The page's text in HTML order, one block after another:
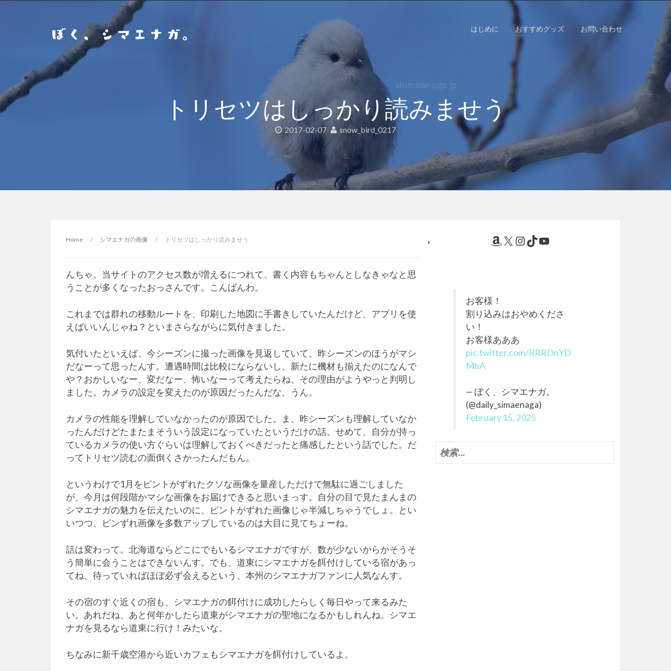
キ
ッ
プ
はじめに おすすめグッズ お問い合わせ
トリセツはしっかり読みませう
2017-02-07 snow_bird_0217
Home / シマエナガの画像 / トリセツはしっかり読みませう
んちゃ。当サイトのアクセス数が増えるにつれて、書く内容もちゃんとしなきゃなと思
うことが多くなったおっさんです。こんばんわ。
これまでは群れの移動ルートを、印刷した地図に手書きしていたんだけど、アプリを使
えばいいんじゃね？といまさらながらに気付きました。
気付いたといえば、今シーズンに撮った画像を見返していて、昨シーズンのほうがマシ
だなーって思ったんす。遭遇時間は比較にならないし、新たに機材も揃えたのになんで
や？おかしいなー、変だなー、怖いなーって考えたらね、その理由がようやっと判明し
ました。カメラの設定を変えたのが原因だったんだな、うん。
カメラの性能を理解していなかったのが原因でした。ま、昨シーズンも理解していなか
ったんだけどたまたまそういう設定になっていたというだけの話。せめて、自分が持っ
ているカメラの使い方ぐらいは理解しておくべきだったと痛感したという話でした。だ
ってトリセツ読むの面倒くさかったんだもん。
というわけで1月をピントがずれたクソな画像を量産しただけで無駄に過ごしました
が、今月は何段階かマシな画像をお届けできると思いまっす。自分の目で見たまんまの
シマエナガの魅力を伝えたいのに、ピントがずれた画像じゃ半減しちゃうでしょ。とい
いつつ、ピンずれ画像を多数アップしているのは大目に見てちょーね。
話は変わって。北海道ならどこにでもいるシマエナガですが、数が少ないからかそうそ
う簡単に会うことはできないんす。でも、道東にシマエナガを餌付けしている宿があっ
てね、待っていればほぼ必ず会えるという、本州のシマエナガファンに人気なんす。
その宿のすぐ近くの宿も、シマエナガの餌付けに成功したらしく毎日やって来るみた
い。あれだね、あと何年かしたら道東がシマエナガの聖地になるかもしれんね。シマエ
ナガを見るなら道東に行け！みたいな。
ちなみに新千歳空港から近いカフェもシマエナガを餌付けしているよ。
Amazon
X Instagram
TikTok
YouTube
お客様！
割り込みはおやめくださ
い！
お客様あああ
pic.twitter.com/RRRDnYD
MhA
— ぼく、シマエナガ。
(@daily_simaenaga)
February 15, 2025
索: